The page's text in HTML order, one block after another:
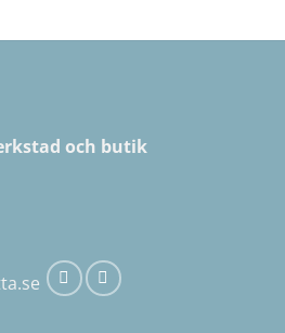
och butik